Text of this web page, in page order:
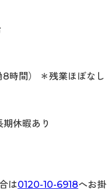
時間） ＊残業ほぼなし
休暇あり
は0120-10-6918へお掛